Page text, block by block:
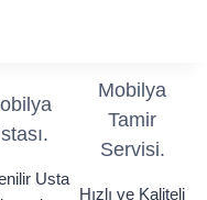
Usta
Mobilya
Tamir
Servisi.
Hızlı ve Kaliteli